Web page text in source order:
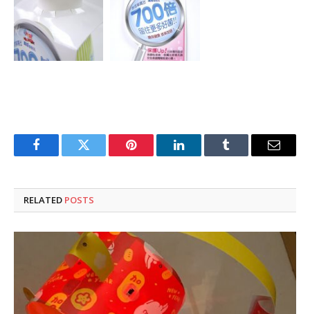
FacebookTwitter Pinterest LinkedInTumblr Email
RELATED POSTS